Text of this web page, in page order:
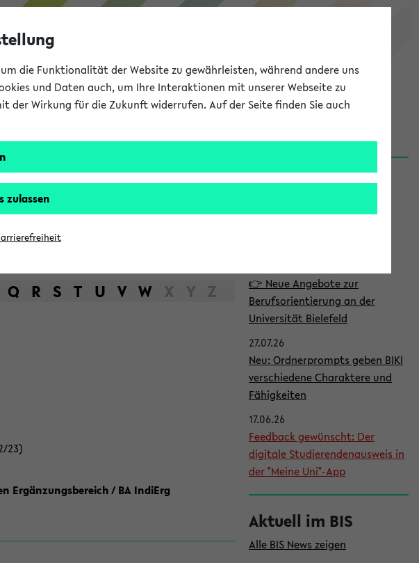
eKVV
Bielefeld
Q R S T U V W X Y Z
23)
Ergänzungsbereich / BA IndiErg
S
i
News
👉 Neue Angebote zur
Berufsorientierung an der
Universität Bielefeld
27.07.26
Neu: Ordnerprompts geben BIKI
verschiedene Charaktere und
Fähigkeiten
17.06.26
Feedback gewünscht: Der
digitale Studierendenausweis in
der "Meine Uni"-App
Aktuell im BIS
Alle BIS News zeigen
die Funktionalität der Website zu gewährleisten, während andere uns
und Daten auch, um Ihre Interaktionen mit unserer Webseite zu
der Wirkung für die Zukunft widerrufen. Auf der Seite finden Sie auch
zulassen